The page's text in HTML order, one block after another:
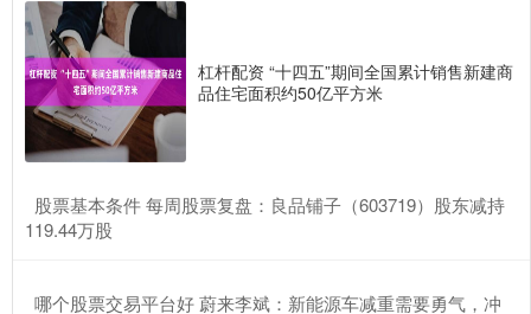
杠杆配资 “十四五”期间全国累计销售新建商
品住宅面积约50亿平方米
​股票基本条件 每周股票复盘：良品铺子（603719）股东减持
119.44万股
​哪个股票交易平台好 蔚来李斌：新能源车减重需要勇气，冲